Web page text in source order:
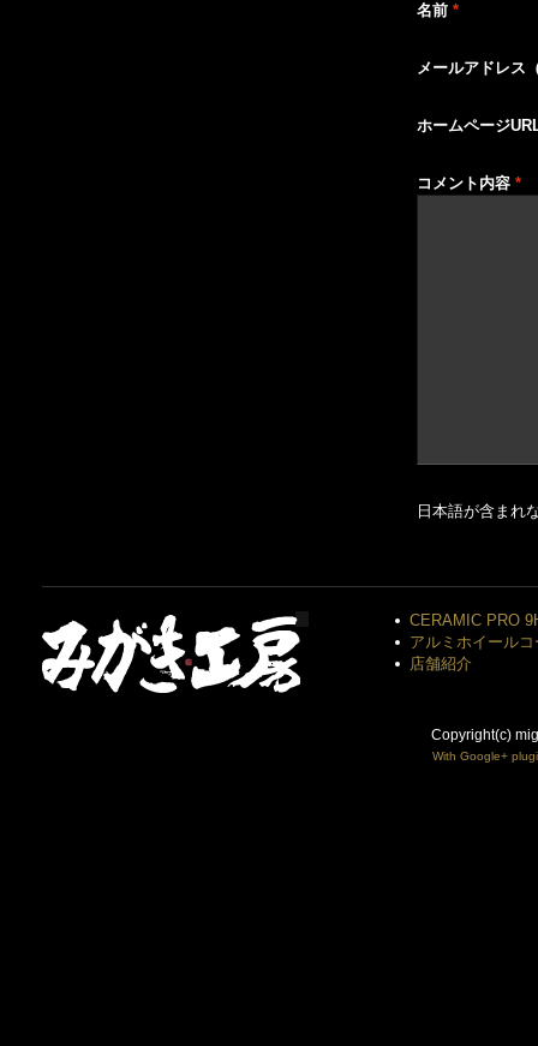
名前 *
メールアドレス
ホームページ
コメント内容 *
日本語が含まれ
CERAMIC PRO
アルミホイール
店舗紹介
Copyright(c)
With Google+